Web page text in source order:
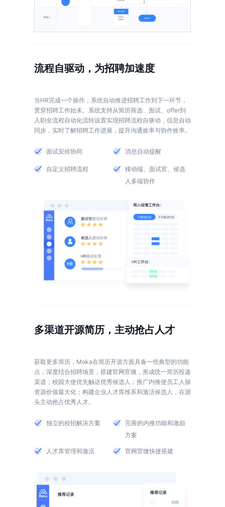
流程自驱动，为招聘加速度
当HR完成一个操作，系统自动推进招聘工作到下一环节，
贯穿招聘工作始末。系统支持从简历筛选、面试、offer到
入职全流程自动化流转设置实现招聘流程自驱动，信息自动
面试安排协同 消息自动提醒
自定义招聘流程
移动端、面试官、候选
人多端协作
多渠道开源简历，主动抢占人才
获取更多简历，Moka在简历开源方面具备一些典型的功能
点，深度结合招聘场景，搭建官网官微，形成统一简历投递
渠道；校园大使优先触达优秀候选人；推广内推使员工人脉
资源价值最大化；构建企业人才库维系和激活候选人，在源
独立的校招解决方案
完善的内推功能和激励
方案
人才库管理和激活 官网官微快捷搭建